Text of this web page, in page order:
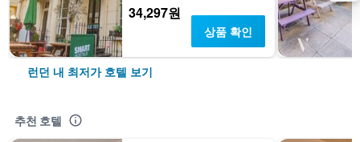
34,297원
상품 확인
런던 내 최저가 호텔 보기
추천 호텔